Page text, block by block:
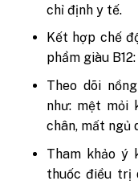
chỉ định y tế.
Kết hợp chế
phẩm giàu
Theo dõi
như: mệt mỏi
chân, mất ngủ
Tham khảo ý
thuốc điều trị